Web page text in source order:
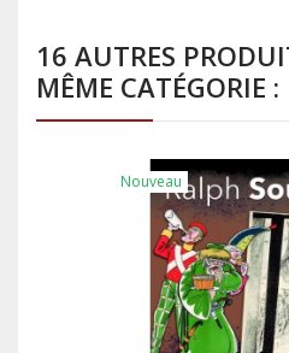
16 AUTRES
MÊME CATÉGORIE :
Nouveau